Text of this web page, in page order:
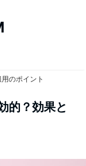
のポイント
的？効果と